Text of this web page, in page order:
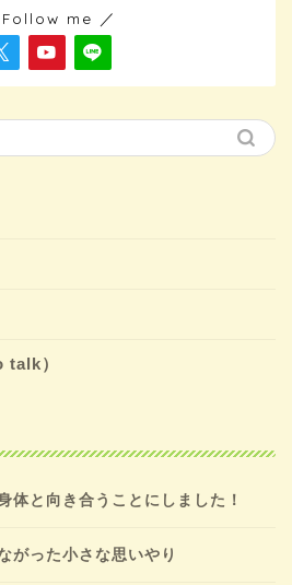
Follow me ／
talk）
体と向き合うことにしました！
がった小さな思いやり